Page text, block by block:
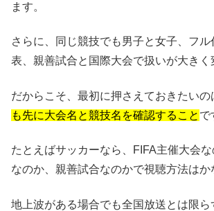
ます。
さらに、同じ競技でも男子と女子、フ
表、親善試合と国際大会で扱いが大きく
だからこそ、最初に押さえておきたいの
も先に大会名と競技名を確認すること で
たとえばサッカーなら、FIFA主催大会
なのか、親善試合なのかで視聴方法はか
地上波がある場合でも全国放送とは限ら